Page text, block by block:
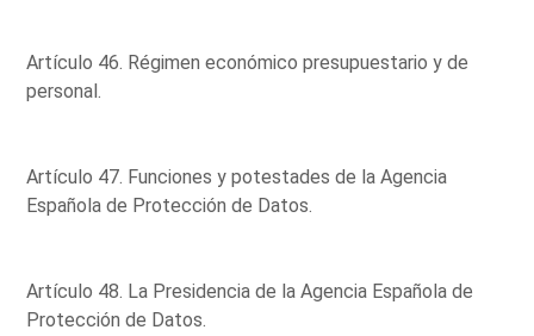
Artículo 46. Régimen económico presupuestario y de
personal.
Artículo 47. Funciones y potestades de la Agencia
Española de Protección de Datos.
Artículo 48. La Presidencia de la Agencia Española de
Protección de Datos.